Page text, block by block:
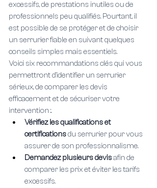
excessifs, de prestations inutiles ou de
professionnels peu qualifiés. Pourtant, il
est possible de se protéger et de choisir
un serrurier fiable en suivant quelques
conseils simples mais essentiels.
Voici six recommandations clés qui vous
permettront d'identifier un serrurier
sérieux, de comparer les devis
efficacement et de sécuriser votre
intervention :.
Vérifiez les qualifications et
certifications du serrurier pour vous
assurer de son professionnalisme.
Demandez plusieurs devis afin de
comparer les prix et éviter les tarifs
excessifs.